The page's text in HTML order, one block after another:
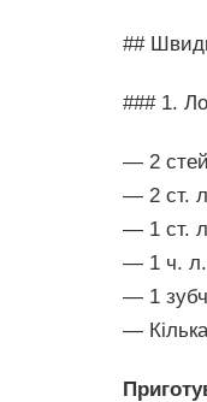
##
### 1.
— 2
— 2 ст.
— 1 ст.
— 1 ч. л.
— 1
—